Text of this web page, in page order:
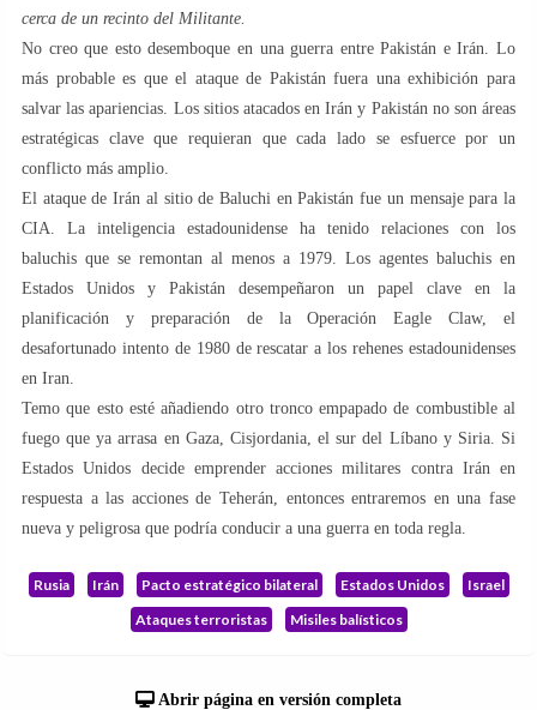
cerca de un recinto del Militante.
No creo que esto desemboque en una guerra entre Pakistán e Irán. Lo
más probable es que el ataque de Pakistán fuera una exhibición para
salvar las apariencias. Los sitios atacados en Irán y Pakistán no son áreas
estratégicas clave que requieran que cada lado se esfuerce por un
conflicto más amplio.
El ataque de Irán al sitio de Baluchi en Pakistán fue un mensaje para la
CIA. La inteligencia estadounidense ha tenido relaciones con los
baluchis que se remontan al menos a 1979. Los agentes baluchis en
Estados Unidos y Pakistán desempeñaron un papel clave en la
planificación y preparación de la Operación Eagle Claw, el
desafortunado intento de 1980 de rescatar a los rehenes estadounidenses
en Iran.
Temo que esto esté añadiendo otro tronco empapado de combustible al
fuego que ya arrasa en Gaza, Cisjordania, el sur del Líbano y Siria. Si
Estados Unidos decide emprender acciones militares contra Irán en
respuesta a las acciones de Teherán, entonces entraremos en una fase
nueva y peligrosa que podría conducir a una guerra en toda regla.
Rusia Irán Pacto estratégico bilateral Estados Unidos
Israel
Ataques terroristas
Misiles balísticos
Abrir página en versión completa